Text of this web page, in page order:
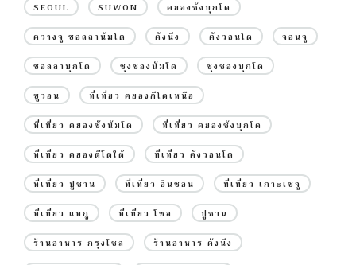
SEOUL SUWON คยองซังบุกโด
ควางจู ชอลลานัมโด คังนึง คังวอนโด จอนจู
ชอลลาบุกโด ชุงชองนัมโด ชุงชองบุกโด
ซูวอน ที่เที่ยว คยองกีโดเหนือ
ที่เที่ยว คยองซังนัมโด ที่เที่ยว คยองซังบุกโด
ที่เที่ยว คยองดีโดใต้ ที่เที่ยว คังวอนโด
ที่เที่ยว ปูซาน ที่เที่ยว อินชอน ที่เที่ยว เกาะเชจู
ที่เที่ยว แทกู ที่เที่ยว โซล ปูซาน
ร้านอาหาร กรุงโซล ร้านอาหาร คังนึง